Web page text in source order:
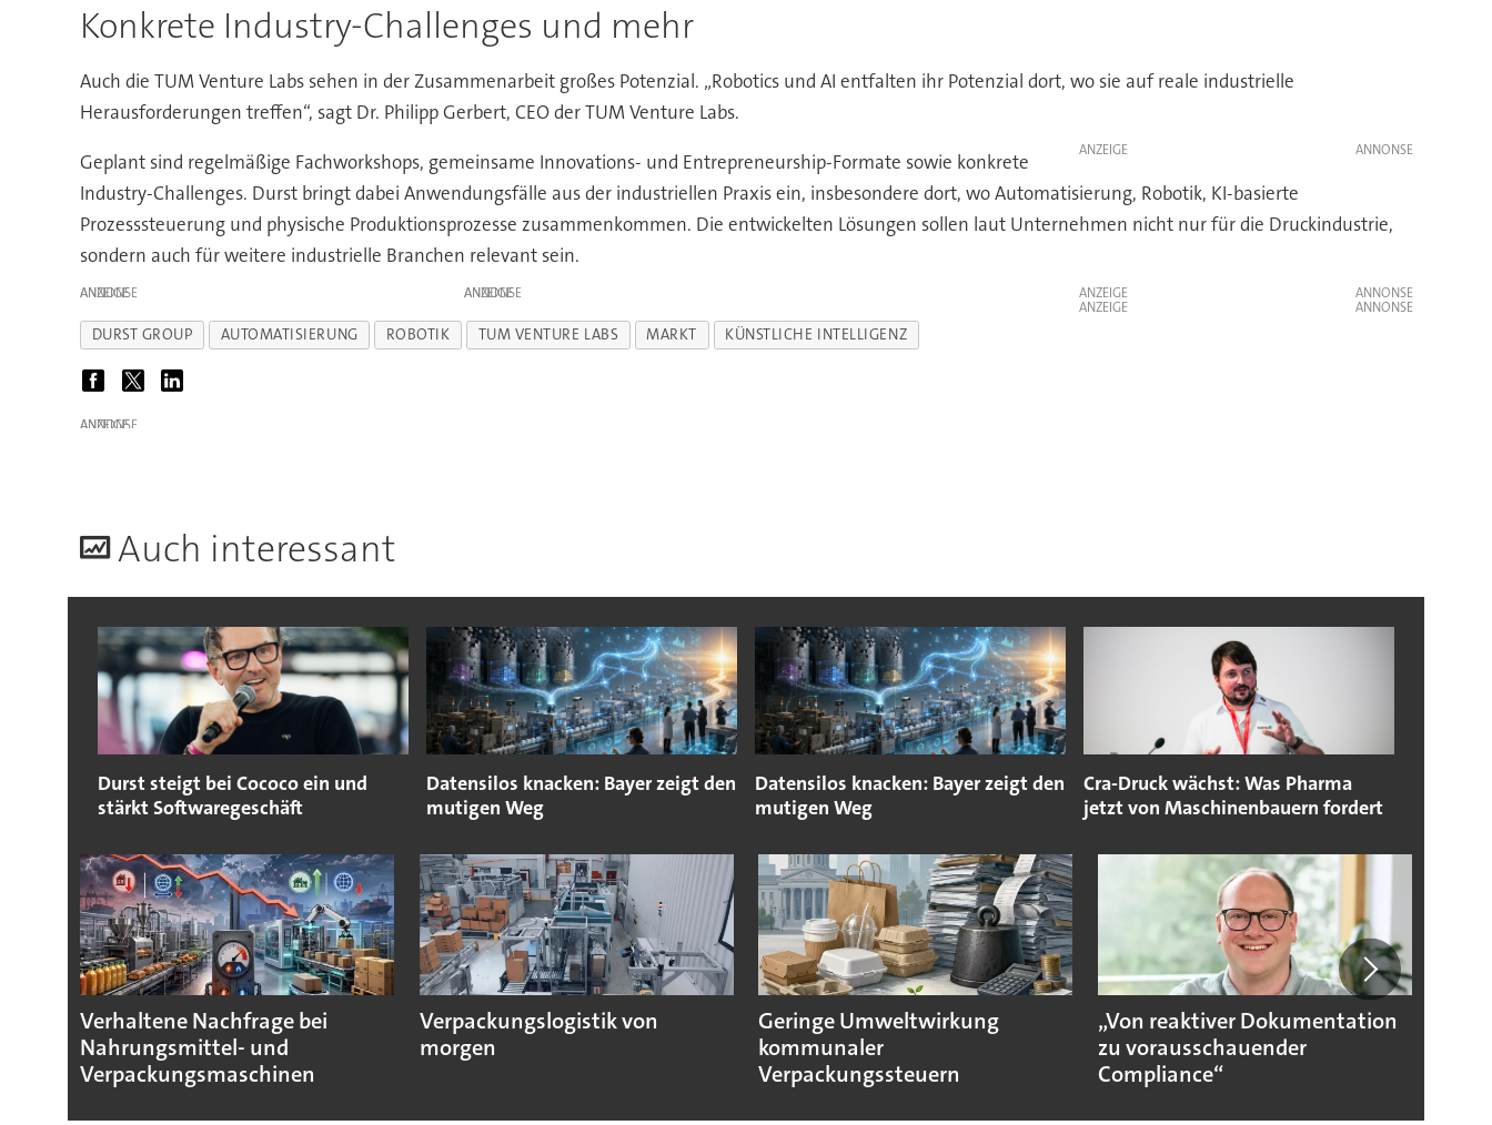
Konkrete Industry-Challenges und mehr
Auch die TUM Venture Labs sehen in der Zusammenarbeit großes Potenzial. „Robotics und AI entfalten ihr Potenzial dort, wo sie auf reale industrielle
Herausforderungen treffen“, sagt Dr. Philipp Gerbert, CEO der TUM Venture Labs.
ANZEIGE
Geplant sind regelmäßige Fachworkshops, gemeinsame Innovations- und Entrepreneurship-Formate sowie konkrete
Industry-Challenges. Durst bringt dabei Anwendungsfälle aus der industriellen Praxis ein, insbesondere dort, wo Automatisierung, Robotik, KI-basierte
Prozesssteuerung und physische Produktionsprozesse zusammenkommen. Die entwickelten Lösungen sollen laut Unternehmen nicht nur für die Druckindustrie,
sondern auch für weitere industrielle Branchen relevant sein.
ANZEIGE ANZEIGE
ANZEIGE
ANZEIGE
DURST GROUP AUTOMATISIERUNG ROBOTIK TUM VENTURE LABS MARKT KÜNSTLICHE INTELLIGENZ
ANZEIGE
Auch interessant
Durst steigt bei Cococo ein und
stärkt Softwaregeschäft
Datensilos knacken: Bayer zeigt den
mutigen Weg
Datensilos knacken: Bayer zeigt den
mutigen Weg
Cra-Druck wächst: Was Pharma
jetzt von Maschinenbauern fordert
Verhaltene Nachfrage bei
Nahrungsmittel- und
Verpackungsmaschinen
Verpackungslogistik von
morgen
Geringe Umweltwirkung
kommunaler
Verpackungssteuern
„Von reaktiver Dokumentation
zu vorausschauender
Compliance“